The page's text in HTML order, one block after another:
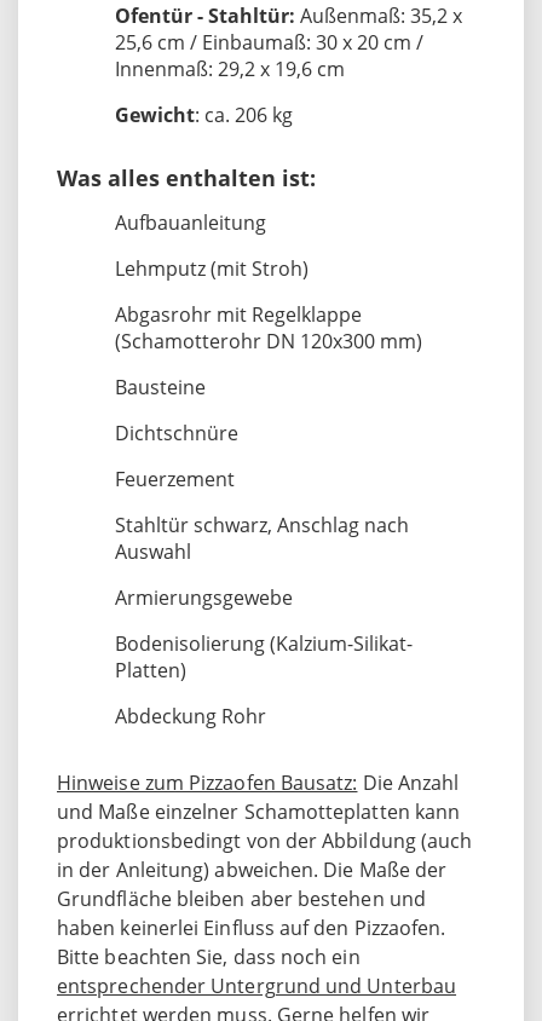
Ofentür - Stahltür: Außenmaß: 35,2 x
25,6 cm / Einbaumaß: 30 x 20 cm /
Innenmaß: 29,2 x 19,6 cm
Gewicht: ca. 206 kg
Was alles enthalten ist:
Aufbauanleitung
Lehmputz (mit Stroh)
Abgasrohr mit Regelklappe
(Schamotterohr DN 120x300 mm)
Bausteine
Dichtschnüre
Feuerzement
Stahltür schwarz, Anschlag nach
Auswahl
Armierungsgewebe
Bodenisolierung (Kalzium-Silikat-
Platten)
Abdeckung Rohr
Hinweise zum Pizzaofen Bausatz: Die Anzahl
und Maße einzelner Schamotteplatten kann
produktionsbedingt von der Abbildung (auch
in der Anleitung) abweichen. Die Maße der
Grundfläche bleiben aber bestehen und
haben keinerlei Einfluss auf den Pizzaofen.
Bitte beachten Sie, dass noch ein
entsprechender Untergrund und Unterbau
errichtet werden muss. Gerne helfen wir